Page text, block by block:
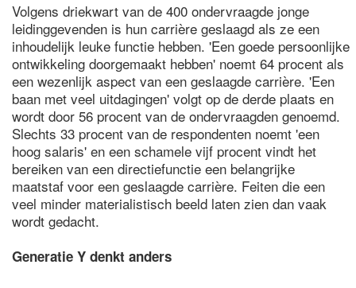
Volgens driekwart van de 400 ondervraagde jonge
leidinggevenden is hun carrière geslaagd als ze een
inhoudelijk leuke functie hebben. 'Een goede persoonlijke
ontwikkeling doorgemaakt hebben' noemt 64 procent als
een wezenlijk aspect van een geslaagde carrière. 'Een
baan met veel uitdagingen' volgt op de derde plaats en
wordt door 56 procent van de ondervraagden genoemd.
Slechts 33 procent van de respondenten noemt 'een
hoog salaris' en een schamele vijf procent vindt het
bereiken van een directiefunctie een belangrijke
maatstaf voor een geslaagde carrière. Feiten die een
veel minder materialistisch beeld laten zien dan vaak
wordt gedacht.
Generatie Y denkt anders